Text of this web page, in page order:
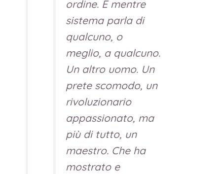
ordine. E mentre
sistema parla di
qualcuno, o
meglio, a qualcuno.
Un altro uomo. Un
prete scomodo, un
rivoluzionario
appassionato, ma
più di tutto, un
maestro. Che ha
mostrato e